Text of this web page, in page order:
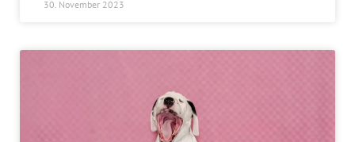
30. November 2023